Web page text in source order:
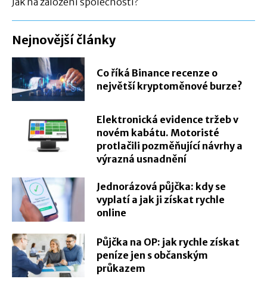
Nejnovější články
Co říká Binance recenze o
největší kryptoměnové burze?
Elektronická evidence tržeb v
novém kabátu. Motoristé
protlačili pozměňující návrhy a
výrazná usnadnění
Jednorázová půjčka: kdy se
vyplatí a jak ji získat rychle
online
Půjčka na OP: jak rychle získat
peníze jen s občanským
průkazem